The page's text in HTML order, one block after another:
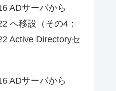
ADサーバから
へ移設（その4：
Active Directoryセ
ADサーバから